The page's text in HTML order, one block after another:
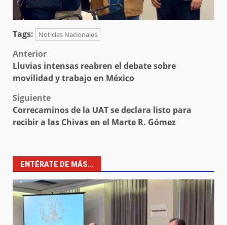
Tags: Noticias Nacionales
Post
navigation
Anterior
Lluvias intensas reabren el debate sobre
movilidad y trabajo en México
Siguiente
Correcaminos de la UAT se declara listo para
recibir a las Chivas en el Marte R. Gómez
ENTÉRATE DE MÁS...